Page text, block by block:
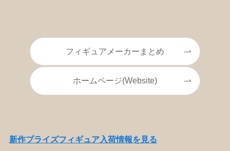
フィギュアメーカーまとめ
ホームページ(Website)
新作プライズフィギュア入荷情報を見る